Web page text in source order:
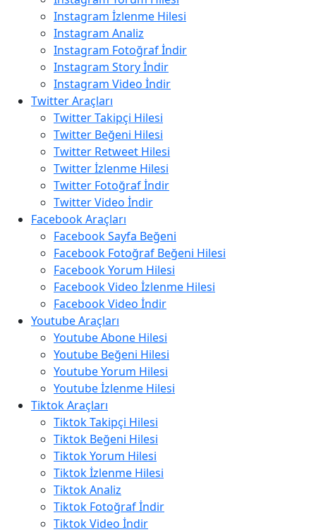
Instagram İzlenme Hilesi
Instagram Analiz
Instagram Fotoğraf İndir
Instagram Story İndir
Instagram Video İndir
Twitter Araçları
Twitter Takipçi Hilesi
Twitter Beğeni Hilesi
Twitter Retweet Hilesi
Twitter İzlenme Hilesi
Twitter Fotoğraf İndir
Twitter Video İndir
Facebook Araçları
Facebook Sayfa Beğeni
Facebook Fotoğraf Beğeni Hilesi
Facebook Yorum Hilesi
Facebook Video İzlenme Hilesi
Facebook Video İndir
Youtube Araçları
Youtube Abone Hilesi
Youtube Beğeni Hilesi
Youtube Yorum Hilesi
Youtube İzlenme Hilesi
Tiktok Araçları
Tiktok Takipçi Hilesi
Tiktok Beğeni Hilesi
Tiktok Yorum Hilesi
Tiktok İzlenme Hilesi
Tiktok Analiz
Tiktok Fotoğraf İndir
Tiktok Video İndir